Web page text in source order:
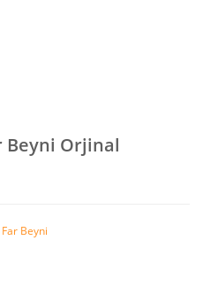
Beyni Orjinal
Beyni